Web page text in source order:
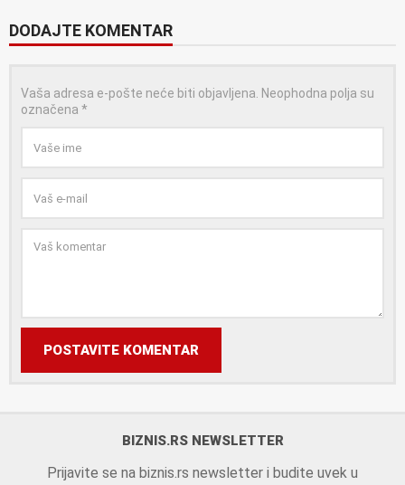
DODAJTE KOMENTAR
Vaša adresa e-pošte neće biti objavljena. Neophodna polja su
označena *
POSTAVITE KOMENTAR
BIZNIS.RS NEWSLETTER
Prijavite se na biznis.rs newsletter i budite uvek u